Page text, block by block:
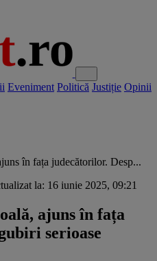
Eveniment Politică Justiție Opinii
în fața judecătorilor. Desp...
la: 16 iunie 2025, 09:21
ajuns în fața
serioase